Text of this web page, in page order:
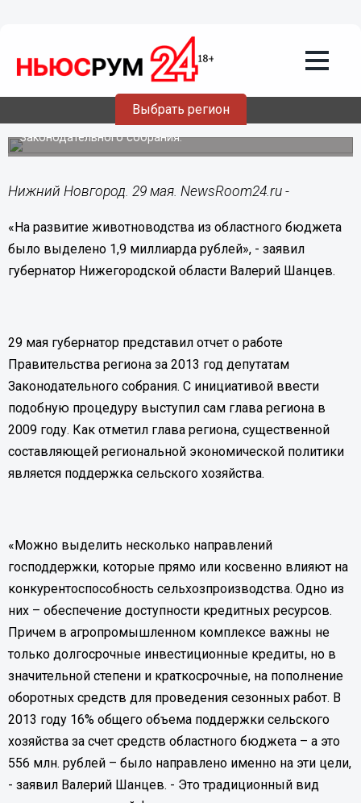
Выбрать регион
выделено в 2013 году из бюджета
Нижегородской области на развитие
животноводства
Губернатор Нижегородской области представил отчет о
работе правительства региона за 2013 год депутатам
Законодательного собрания.
Нижний Новгород. 29 мая. NewsRoom24.ru -
«На развитие животноводства из областного бюджета
было выделено 1,9 миллиарда рублей»,- заявил
губернатор Нижегородской области Валерий Шанцев.
29 мая губернатор представил отчет о работе
Правительства региона за 2013 год депутатам
Законодательного собрания. С инициативой ввести
подобную процедуру выступил сам глава региона в
2009 году. Как отметил глава региона, существенной
составляющей региональной экономической политики
является поддержка сельского хозяйства.
«Можно выделить несколько направлений
господдержки, которые прямо или косвенно влияют на
конкурентоспособность сельхозпроизводства. Одно из
них – обеспечение доступности кредитных ресурсов.
Причем в агропромышленном комплексе важны не
только долгосрочные инвестиционные кредиты, но в
значительной степени и краткосрочные, на пополнение
оборотных средств для проведения сезонных работ. В
2013 году 16% общего объема поддержки сельского
хозяйства за счет средств областного бюджета – а это
556 млн. рублей – было направлено именно на эти цели,
- заявил Валерий Шанцев. - Это традиционный вид